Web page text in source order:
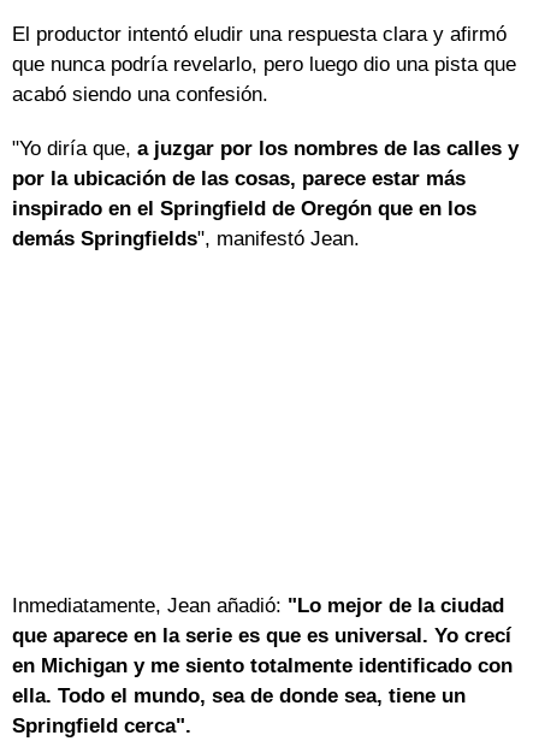
El productor intentó eludir una respuesta clara y afirmó
que nunca podría revelarlo, pero luego dio una pista que
acabó siendo una confesión.
"Yo diría que, a juzgar por los nombres de las calles y
por la ubicación de las cosas, parece estar más
inspirado en el Springfield de Oregón que en los
demás Springfields", manifestó Jean.
Inmediatamente, Jean añadió: "Lo mejor de la ciudad
que aparece en la serie es que es universal. Yo crecí
en Michigan y me siento totalmente identificado con
ella. Todo el mundo, sea de donde sea, tiene un
Springfield cerca".